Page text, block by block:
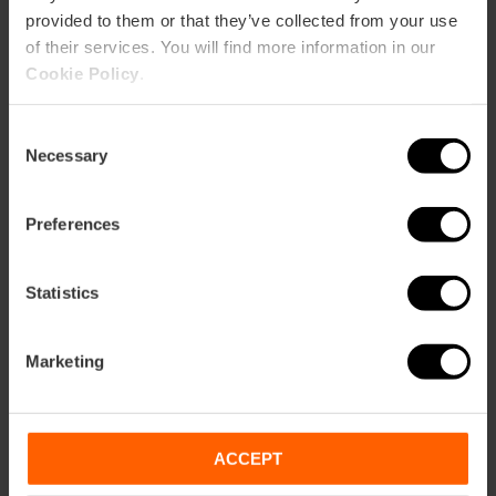
provided to them or that they’ve collected from your use
of their services. You will find more information in our
Cookie Policy
Selection
Necessary
Preferences
Statistics
Marketing
ACCEPT
Wie komme ich an?
España